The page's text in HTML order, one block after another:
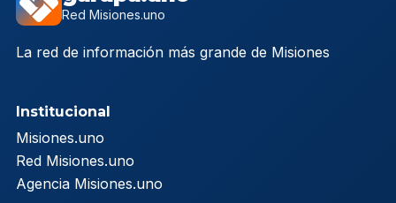
Red Misiones.uno
La red de información más grande de Misiones
Institucional
Misiones.uno
Red Misiones.uno
Agencia Misiones.uno